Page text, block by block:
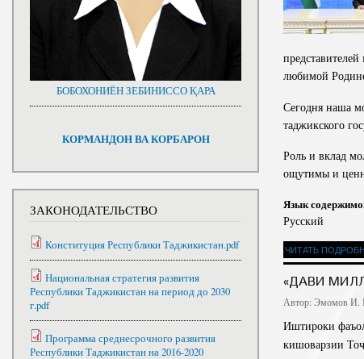
любимой
Сегодня наша
таджикского
Роль и вклад
ощутимы и
Язык
Русский
ЧИТАТЬ
«ДАВИ
Автор:Эмомов И.
Иштироки
кишоварзии
БОБОХОНИЁН ЗЕБИНИССО ҚАРА
КОРМАНДОН ВА КОРБАРОН
ЗАКОНОДАТЕЛЬСТВО
Конституция Республики Таджикистан.pdf
Национальная стратегия развития
Республики Таджикистан на период до 2030
г.pdf
Программа среднесрочного развития
Республики Таджикистан на 2016-2020